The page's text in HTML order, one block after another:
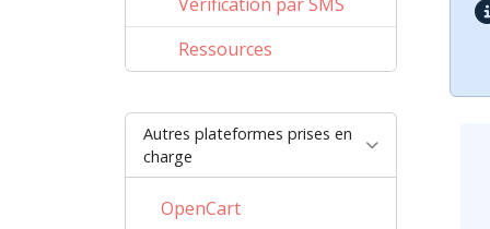
Ressources
Autres plateformes prises en
charge
OpenCart